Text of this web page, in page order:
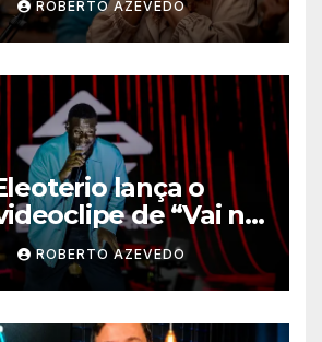
com a participação
ROBERTO AZEVEDO
lança o
de “Vai na
ROBERTO AZEVEDO